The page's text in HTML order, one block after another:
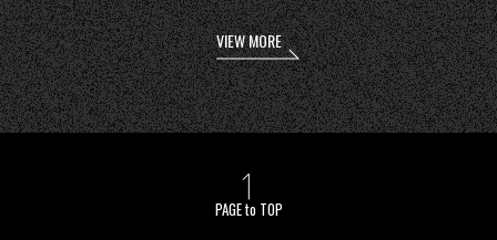
VIEW MORE
PAGE to TOP